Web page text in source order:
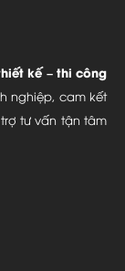
kế – thi công
nghiệp, cam kết
tư vấn tận tâm